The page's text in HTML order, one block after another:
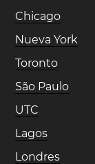
Chicago
Nueva York
Toronto
São Paulo
UTC
Lagos
Londres